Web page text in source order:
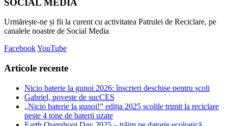
SOCIAL MEDIA
Urmărește-ne și fii la curent cu activitatea Patrulei de Reciclare, pe
canalele noastre de Social Media
FacebookYouTube
Articole recente
Nicio baterie la gunoi 2026: înscrieri deschise pentru școli
Gabriel, poveste de sucCES
„Nicio baterie la gunoi!” ediția 2025 scolile trimit la reciclare
peste 4 tone de baterii uzate